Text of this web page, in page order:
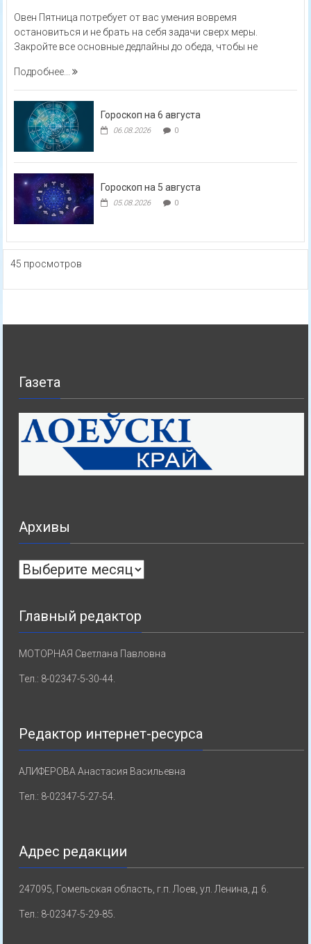
Овен Пятница потребует от вас умения вовремя
остановиться и не брать на себя задачи сверх меры.
Закройте все основные дедлайны до обеда, чтобы не
Подробнее...
Гороскоп на 6 августа
06.08.2026 0
Гороскоп на 5 августа
05.08.2026 0
45 просмотров
Газета
Архивы
Архивы
Главный редактор
МОТОРНАЯ Светлана Павловна
Тел.: 8-02347-5-30-44.
Редактор интернет-ресурса
АЛИФЕРОВА Анастасия Васильевна
Тел.: 8-02347-5-27-54.
Адрес редакции
247095, Гомельская область, г.п. Лоев, ул. Ленина, д. 6.
Тел.: 8-02347-5-29-85.